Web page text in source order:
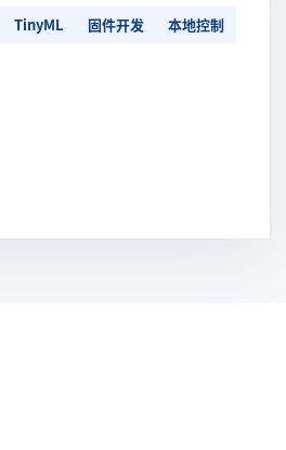
TinyML 固件开发 本地控制